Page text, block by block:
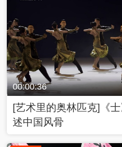
00:00:36
[艺术里的奥林匹克]《
述中国风骨